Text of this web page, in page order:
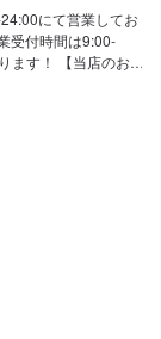
にて営業してお
店のお得